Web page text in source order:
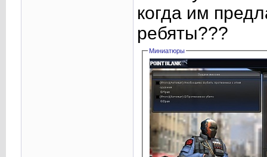
когда им
ребяты???
Миниатюры